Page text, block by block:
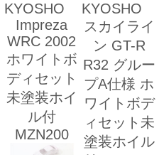
KYOSHO
Impreza
WRC 2002
ホワイトボ
ディセット
未塗装ホイ
ル付
MZN200
KYOSHO
スカイライ
ン GT-R
R32 グルー
プA仕様 ホ
ワイトボデ
ィセット未
塗装ホイル